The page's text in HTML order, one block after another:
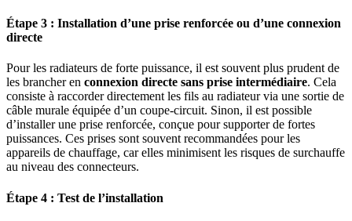
Étape 3 : Installation d’une prise renforcée ou d’une connexion
directe
Pour les radiateurs de forte puissance, il est souvent plus prudent de
les brancher en connexion directe sans prise intermédiaire. Cela
consiste à raccorder directement les fils au radiateur via une sortie de
câble murale équipée d’un coupe-circuit. Sinon, il est possible
d’installer une prise renforcée, conçue pour supporter de fortes
puissances. Ces prises sont souvent recommandées pour les
appareils de chauffage, car elles minimisent les risques de surchauffe
au niveau des connecteurs.
Étape 4 : Test de l’installation